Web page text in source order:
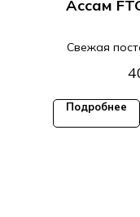
Ассам
Свежая
Подробнее